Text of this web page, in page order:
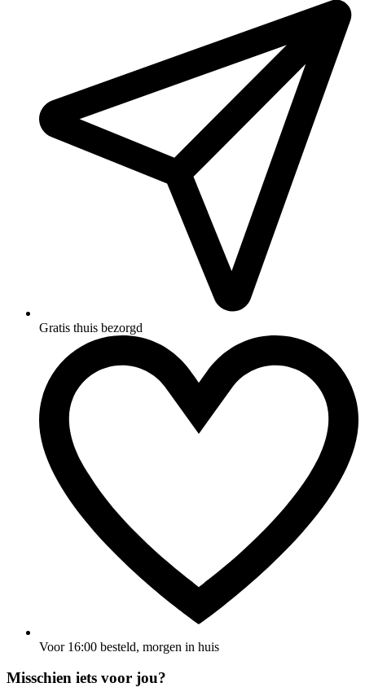
Gratis thuis bezorgd
Voor 16:00 besteld, morgen in huis
Misschien iets voor jou?